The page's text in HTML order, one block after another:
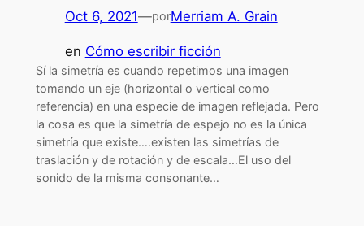
Oct 6, 2021—porMerriam A. Grain
en Cómo escribir ficción
Sí la simetría es cuando repetimos una imagen
tomando un eje (horizontal o vertical como
referencia) en una especie de imagen reflejada. Pero
la cosa es que la simetría de espejo no es la única
simetría que existe….existen las simetrías de
traslación y de rotación y de escala…El uso del
sonido de la misma consonante…